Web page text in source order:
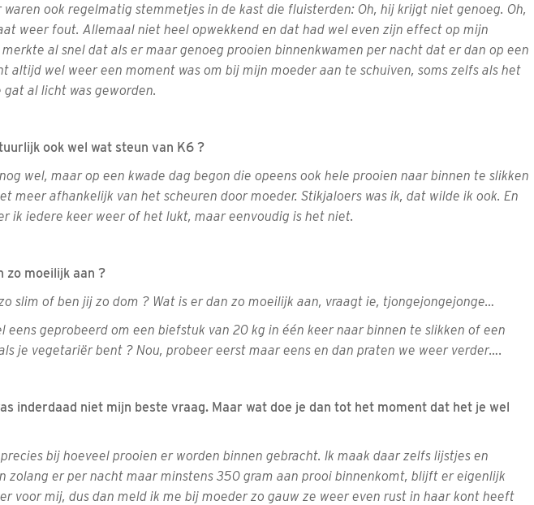
waren ook regelmatig stemmetjes in de kast die fluisterden: Oh, hij krijgt niet genoeg. Oh,
weer fout. Allemaal niet heel opwekkend en dat had wel even zijn effect op mijn
al snel dat als er maar genoeg prooien binnenkwamen per nacht dat er dan op een
altijd wel weer een moment was om bij mijn moeder aan te schuiven, soms zelfs als het
al licht was geworden.
ook wel wat steun van K6 ?
wel, maar op een kwade dag begon die opeens ook hele prooien naar binnen te slikken
meer afhankelijk van het scheuren door moeder. Stikjaloers was ik, dat wilde ik ook. En
ik iedere keer weer of het lukt, maar eenvoudig is het niet.
zo moeilijk aan ?
slim of ben jij zo dom ? Wat is er dan zo moeilijk aan, vraagt ie, tjongejongejonge…
eens geprobeerd om een biefstuk van 20 kg in één keer naar binnen te slikken of een
je vegetariër bent ? Nou, probeer eerst maar eens en dan praten we weer verder….
inderdaad niet mijn beste vraag. Maar wat doe je dan tot het moment dat het je wel
bij hoeveel prooien er worden binnen gebracht. Ik maak daar zelfs lijstjes en
zolang er per nacht maar minstens 350 gram aan prooi binnenkomt, blijft er eigenlijk
voor mij, dus dan meld ik me bij moeder zo gauw ze weer even rust in haar kont heeft